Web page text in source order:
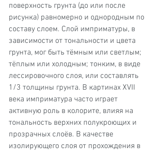
поверхность грунта (до или после
рисунка) равномерно и однородным по
составу слоем. Слой имприматуры, в
зависимости от тональности и цвета
грунта, мог быть тёмным или светлым;
тёплым или холодным; тонким, в виде
лессировочного слоя, или составлять
1/3 толщины грунта. В картинах XVII
века имприматура часто играет
активную роль в колорите, влияя на
тональность верхних полукроющих и
прозрачных слоёв. В качестве
изолирующего слоя от прохождения в